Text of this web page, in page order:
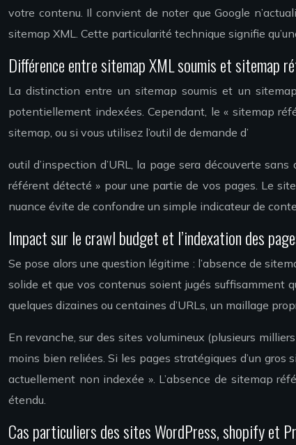
votre contenu. Il convient de noter que Google
sitemap XML. Cette particularité technique signifie
Différence entre sitemap XML soumis et sitemap
La distinction entre un sitemap soumis et un
potentiellement indexées. Cependant, le « sitemap
sitemap, ou si vous utilisez l’outil de demande d’
outil d’inspection d’URL, la page sera découverte
référent détecté » pour une partie de vos pages. Le
nuance évite de confondre un simple indicateur de
Impact sur le crawl budget et l’indexation des
Se pose alors une question légitime : l’absence de
solide et que vos contenus soient jugés suffisamment
quelques dizaines ou centaines d’URLs, un maillage
En revanche, sur des sites volumineux (plusieurs
moins bien reliées. Si les pages stratégiques d’un
actuellement non indexée ». L’absence de sitemap
étendu.
Cas particuliers des sites WordPress, shopify et